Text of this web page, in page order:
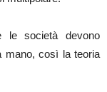
le società devono
mano, così la teoria